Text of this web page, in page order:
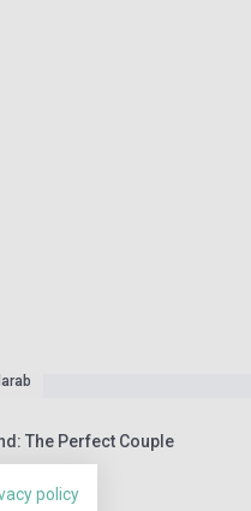
The Perfect Couple
policy